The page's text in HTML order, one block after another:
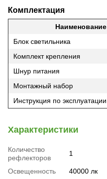
Комплектация
Наименование
Блок светильника
Комплект крепления
Шнур питания
Монтажный набор
Инструкция по эксплуатации
Характеристики
Количество
рефлекторов
1
Освещенность 40000 лк